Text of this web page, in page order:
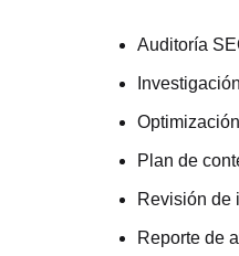
Auditoría
Plan de
Revisión de
Reporte de